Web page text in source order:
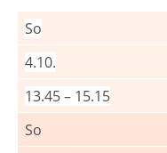
So
4.10.
13.45 – 15.15
So